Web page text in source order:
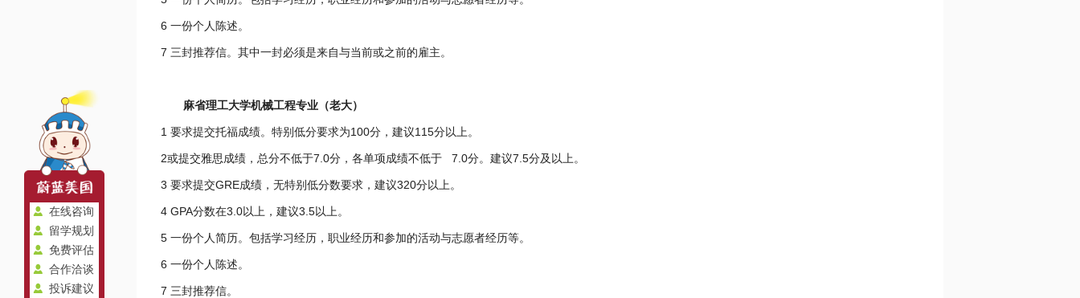
6 一份个人陈述。
7 三封推荐信。其中一封必须是来自与当前或之前的雇主。
麻省理工大学机械工程专业（老大）
1 要求提交托福成绩。特别低分要求为100分，建议115分以上。
2或提交雅思成绩，总分不低于7.0分，各单项成绩不低于 7.0分。建议7.5分及以上。
3 要求提交GRE成绩，无特别低分数要求，建议320分以上。
4 GPA分数在3.0以上，建议3.5以上。
5 一份个人简历。包括学习经历，职业经历和参加的活动与志愿者经历等。
6 一份个人陈述。
7 三封推荐信。
在线咨询
留学规划
免费评估
合作洽谈
投诉建议